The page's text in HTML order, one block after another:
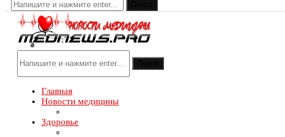
Главная
Новости медицины
Здоровье